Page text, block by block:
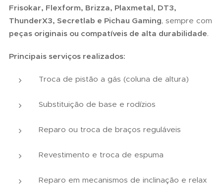
Frisokar, Flexform, Brizza, Plaxmetal, DT3,
ThunderX3, Secretlab e Pichau Gaming, sempre com
peças originais ou compatíveis de alta durabilidade.
Principais serviços realizados:
Troca de pistão a gás (coluna de altura)
Substituição de base e rodízios
Reparo ou troca de braços reguláveis
Revestimento e troca de espuma
Reparo em mecanismos de inclinação e relax